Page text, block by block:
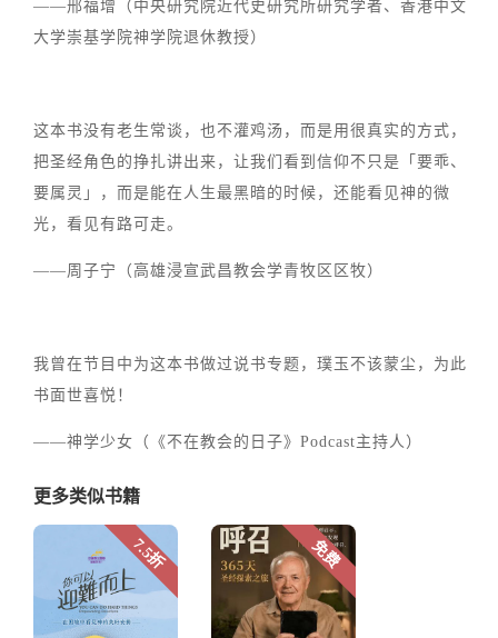
——邢福增（中央研究院近代史研究所研究学者、香港中文
大学崇基学院神学院退休教授）
这本书没有老生常谈，也不灌鸡汤，而是用很真实的方式，
把圣经角色的挣扎讲出来，让我们看到信仰不只是「要乖、
要属灵」，而是能在人生最黑暗的时候，还能看见神的微
光，看见有路可走。
——周子宁（高雄浸宣武昌教会学青牧区区牧）
我曾在节目中为这本书做过说书专题，璞玉不该蒙尘，为此
书面世喜悦！
——神学少女（《不在教会的日子》Podcast主持人）
更多类似书籍